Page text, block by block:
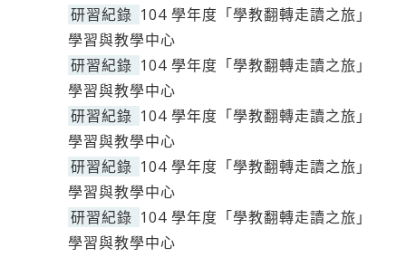
研習紀錄 104 學年度「學教翻轉走讀之旅」
學習與教學中心
研習紀錄 104 學年度「學教翻轉走讀之旅」
學習與教學中心
研習紀錄 104 學年度「學教翻轉走讀之旅」
學習與教學中心
研習紀錄 104 學年度「學教翻轉走讀之旅」
學習與教學中心
研習紀錄 104 學年度「學教翻轉走讀之旅」
學習與教學中心